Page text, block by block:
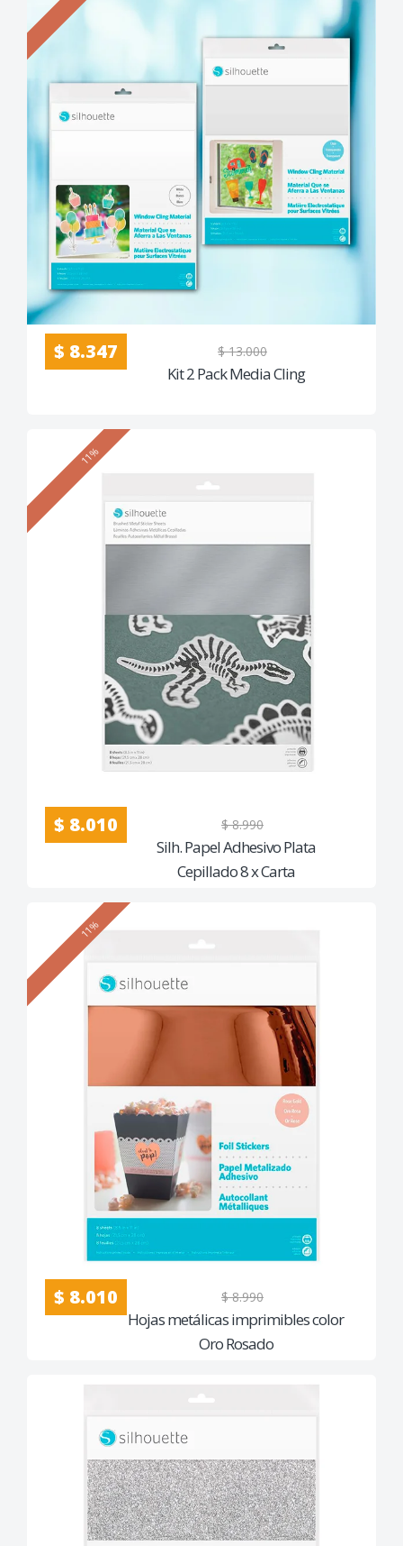
$ 8.347 $ 13.000
Kit 2 Pack Media Cling
11%
$ 8.010 $ 8.990
Silh. Papel Adhesivo Plata
Cepillado 8 x Carta
11%
$ 8.010 $ 8.990
Hojas metálicas imprimibles color
Oro Rosado